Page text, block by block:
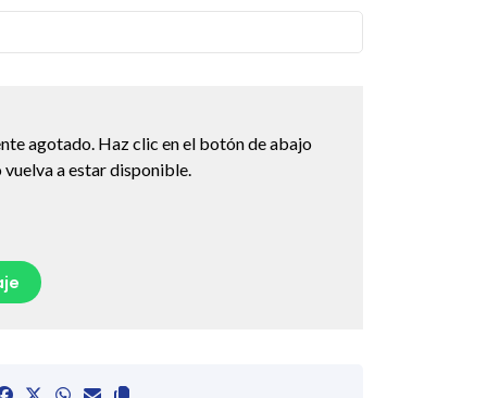
agotado. Haz clic en el botón de abajo
a estar disponible.